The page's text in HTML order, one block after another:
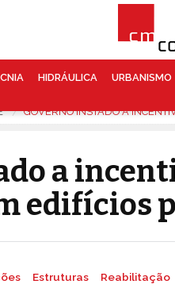
HIDRÁULICA URBANISMO
GOVERNO INSTADO A
a
edifícios
Estruturas Reabilitação